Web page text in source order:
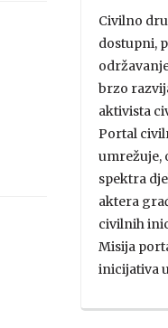
Civilno
dostupni,
brzo
aktivista
Portal
umrežuje,
spektra
aktera
civilnih
Misija
inicijativa